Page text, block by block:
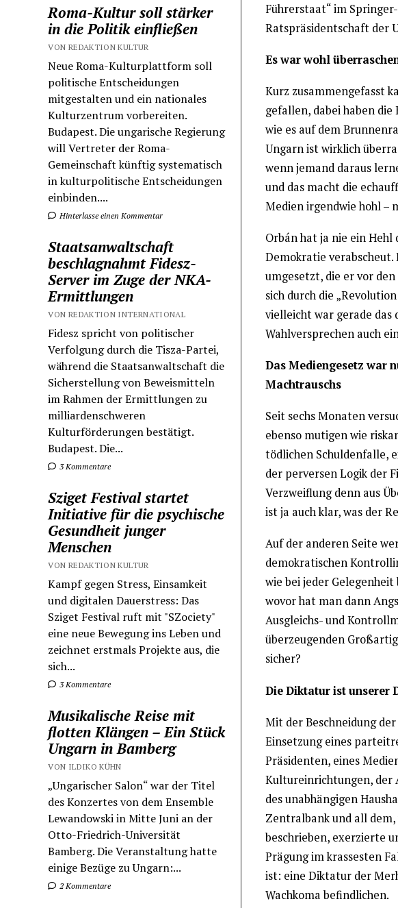
Roma-Kultur soll stärker
in die Politik einfließen
VON REDAKTION KULTUR
Neue Roma-Kulturplattform soll
politische Entscheidungen
mitgestalten und ein nationales
Kulturzentrum vorbereiten.
Budapest. Die ungarische Regierung
will Vertreter der Roma-
Gemeinschaft künftig systematisch
in kulturpolitische Entscheidungen
einbinden....
Hinterlasse einen Kommentar
Staatsanwaltschaft
beschlagnahmt Fidesz-
Server im Zuge der NKA-
Ermittlungen
VON REDAKTION INTERNATIONAL
Fidesz spricht von politischer
Verfolgung durch die Tisza-Partei,
während die Staatsanwaltschaft die
Sicherstellung von Beweismitteln
im Rahmen der Ermittlungen zu
milliardenschweren
Kulturförderungen bestätigt.
Budapest. Die...
3 Kommentare
Sziget Festival startet
Initiative für die psychische
Gesundheit junger
Menschen
VON REDAKTION KULTUR
Kampf gegen Stress, Einsamkeit
und digitalen Dauerstress: Das
Sziget Festival ruft mit "SZociety"
eine neue Bewegung ins Leben und
zeichnet erstmals Projekte aus, die
sich...
3 Kommentare
Musikalische Reise mit
flotten Klängen – Ein Stück
Ungarn in Bamberg
VON ILDIKO KÜHN
„Ungarischer Salon“ war der Titel
des Konzertes von dem Ensemble
Lewandowski in Mitte Juni an der
Otto-Friedrich-Universität
Bamberg. Die Veranstaltung hatte
einige Bezüge zu Ungarn:...
2 Kommentare
Führerstaat“ im
Ratspräsidentschaft der
Es war wohl
Kurz zusammengefasst
gefallen, dabei haben
wie es auf dem
Ungarn ist wirklich
wenn jemand daraus
und das macht die
Medien irgendwie hohl –
Orbán hat ja nie ein Hehl
Demokratie verabscheut.
umgesetzt, die er vor
sich durch die
vielleicht war gerade das
Wahlversprechen auch
Das Mediengesetz war
Machtrauschs
Seit sechs Monaten
ebenso mutigen wie
tödlichen Schuldenfalle,
der perversen Logik der
Verzweiflung denn aus
ist ja auch klar, was der
Auf der anderen Seite
demokratischen
wie bei jeder
wovor hat man dann
Ausgleichs- und
überzeugenden
sicher?
Die Diktatur ist unserer
Mit der Beschneidung
Einsetzung eines
Präsidenten, eines
Kultureinrichtungen, der
des unabhängigen
Zentralbank und all dem,
beschrieben, exerzierte
Prägung im krassesten
ist: eine Diktatur der
Wachkoma befindlichen.